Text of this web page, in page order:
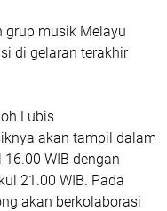
grup musik Melayu
di gelaran terakhir
Lubis
akan tampil dalam
WIB dengan
21.00 WIB. Pada
akan berkolaborasi